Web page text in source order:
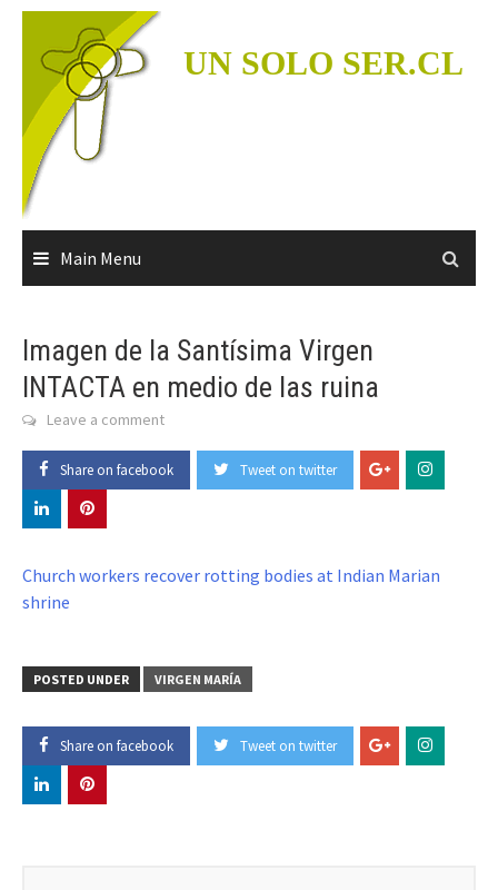
Skip
content
UN SOLO SER.CL
Main Menu
Imagen de la Santísima Virgen
INTACTA en medio de las ruina
Leave a comment
Share on facebook Tweet on twitter
Church workers recover rotting bodies at Indian Marian
shrine
POSTED UNDER VIRGEN MARÍA
Share on facebook Tweet on twitter